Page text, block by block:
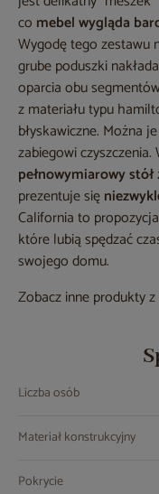
co mebel wygląda
Wygodę tego zestawu
grube poduszki
oparcia obu
z materiału typu
błyskawiczne. Można
zabiegowi
pełnowymiarowy stół
prezentuje się
California to
które lubią spędzać
swojego domu.
Zobacz inne produkty
Liczba osób
Materiał konstrukcyjny
Pokrycie